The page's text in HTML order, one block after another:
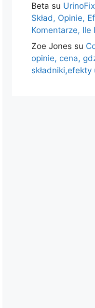
Beta su
Skład, Opinie,
Komentarze, Ile
Zoe Jones su
opinie, cena,